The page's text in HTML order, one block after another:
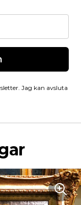
Jag kan avsluta